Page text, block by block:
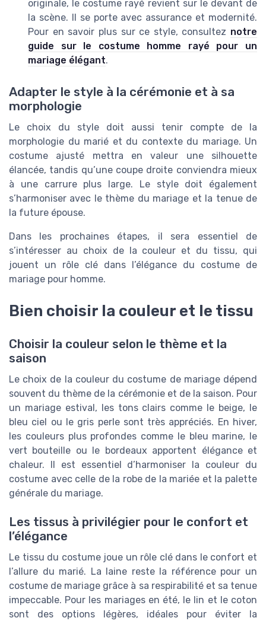
originale, le costume rayé revient sur le devant de
la scène. Il se porte avec assurance et modernité.
Pour en savoir plus sur ce style, consultez notre
guide sur le costume homme rayé pour un
mariage élégant.
Adapter le style à la cérémonie et à sa
morphologie
Le choix du style doit aussi tenir compte de la
morphologie du marié et du contexte du mariage. Un
costume ajusté mettra en valeur une silhouette
élancée, tandis qu’une coupe droite conviendra mieux
à une carrure plus large. Le style doit également
s’harmoniser avec le thème du mariage et la tenue de
la future épouse.
Dans les prochaines étapes, il sera essentiel de
s’intéresser au choix de la couleur et du tissu, qui
jouent un rôle clé dans l’élégance du costume de
mariage pour homme.
Bien choisir la couleur et le tissu
Choisir la couleur selon le thème et la
saison
Le choix de la couleur du costume de mariage dépend
souvent du thème de la cérémonie et de la saison. Pour
un mariage estival, les tons clairs comme le beige, le
bleu ciel ou le gris perle sont très appréciés. En hiver,
les couleurs plus profondes comme le bleu marine, le
vert bouteille ou le bordeaux apportent élégance et
chaleur. Il est essentiel d’harmoniser la couleur du
costume avec celle de la robe de la mariée et la palette
générale du mariage.
Les tissus à privilégier pour le confort et
l’élégance
Le tissu du costume joue un rôle clé dans le confort et
l’allure du marié. La laine reste la référence pour un
costume de mariage grâce à sa respirabilité et sa tenue
impeccable. Pour les mariages en été, le lin et le coton
sont des options légères, idéales pour éviter la